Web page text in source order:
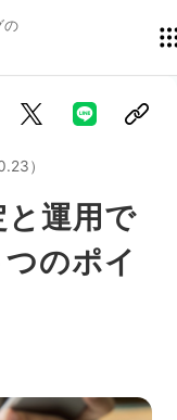
の
マーケティング
ィスプレイ広告
運用で
のポイ
）